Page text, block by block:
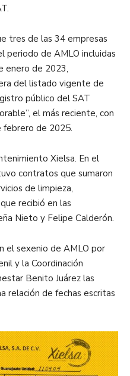
tres de las 34 empresas
periodo de AMLO incluidas
enero de 2023,
del listado vigente de
público del SAT
el más reciente, con
febrero de 2025.
Xielsa. En el
contratos que sumaron
de limpieza,
recibió en las
Nieto y Felipe Calderón.
el sexenio de AMLO por
y la Coordinación
Benito Juárez las
relación de fechas escritas